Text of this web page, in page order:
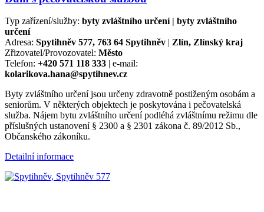
Typ zařízení/služby: byty zvláštního určení | byty zvláštního
určení
Adresa: Spytihněv 577, 763 64 Spytihněv | Zlín, Zlínský kraj
Zřizovatel/Provozovatel: Město
Telefon: +420 571 118 333 | e-mail:
kolarikova.hana@spytihnev.cz
Byty zvláštního určení jsou určeny zdravotně postiženým osobám a
seniorům. V některých objektech je poskytována i pečovatelská
služba. Nájem bytu zvláštního určení podléhá zvláštnímu režimu dle
příslušných ustanovení § 2300 a § 2301 zákona č. 89/2012 Sb.,
Občanského zákoníku.
Detailní informace